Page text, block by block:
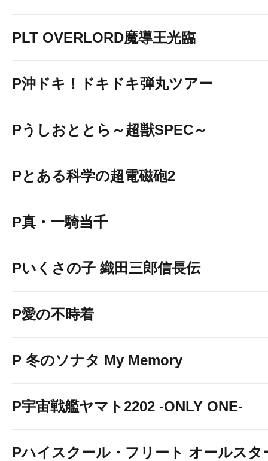
PLT OVERLORD魔導王光臨
P沖ドキ！ドキドキ弾丸ツアー
Pうしおととら～超獣SPEC～
Pとある科学の超電磁砲2
P真・一騎当千
Pいくさの子 織田三郎信長伝
P愛の不時着
P 冬のソナタ My Memory
P宇宙戦艦ヤマト2202 -ONLY ONE-
Pハイスクール・フリート オールスタ